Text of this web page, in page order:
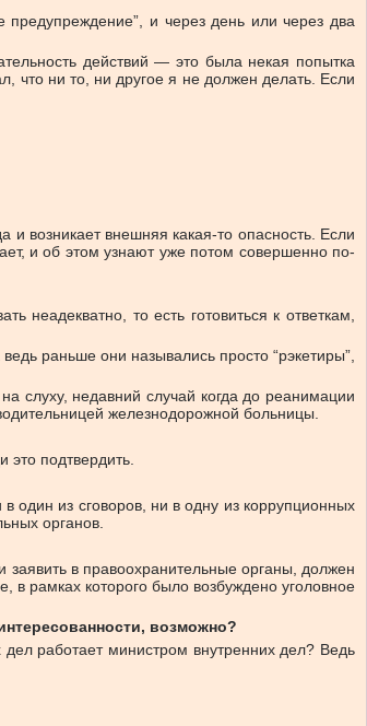
и через день или через два
действий — это была некая попытка
что ни то, ни другое я не должен делать. Если
и возникает внешняя какая-то опасность. Если
и об этом узнают уже потом совершенно по-
то есть готовиться к ответкам,
раньше они назывались просто “рэкетиры”,
слуху, недавний случай когда до реанимации
железнодорожной больницы.
это подтвердить.
один из сговоров, ни в одну из коррупционных
органов.
заявить в правоохранительные органы, должен
в рамках которого было возбуждено уголовное
возможно?
работает министром внутренних дел? Ведь